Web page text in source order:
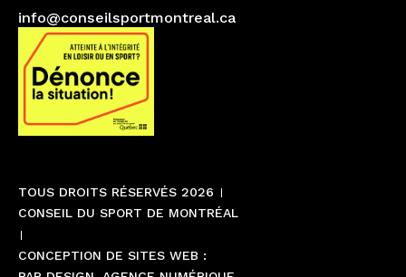
info@conseilsportmontreal.ca
TOUS DROITS RÉSERVÉS 2026
CONSEIL DU SPORT DE MONTRÉAL
CONCEPTION DE SITES WEB :